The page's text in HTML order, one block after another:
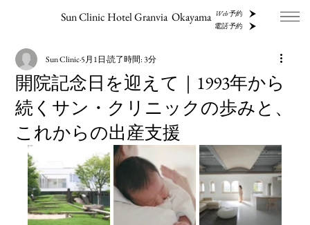
Sun Clinic Hotel Granvia Okayama Web予約
電話予約
開院記念日を迎えて｜1993年から
続くサン・クリニックの歩みと、
これからの出産支援
Sun Clinic5月1日読了時間: 3分